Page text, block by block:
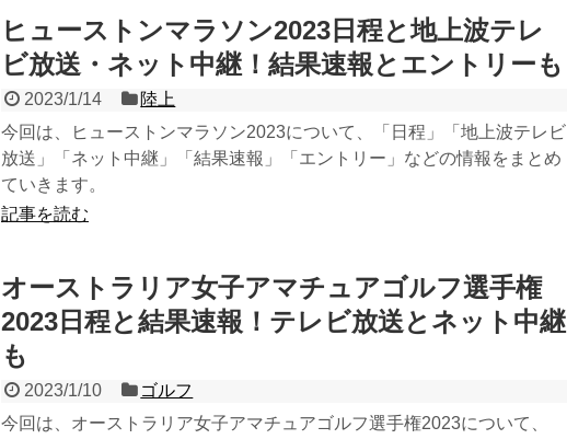
ヒューストンマラソン2023日程と地上波テレ
ビ放送・ネット中継！結果速報とエントリーも
2023/1/14
陸上
今回は、ヒューストンマラソン2023について、「日程」「地上波テレビ
放送」「ネット中継」「結果速報」「エントリー」などの情報をまとめ
ていきます。
記事を読む
オーストラリア女子アマチュアゴルフ選手権
2023日程と結果速報！テレビ放送とネット中継
も
2023/1/10
ゴルフ
今回は、オーストラリア女子アマチュアゴルフ選手権2023について、